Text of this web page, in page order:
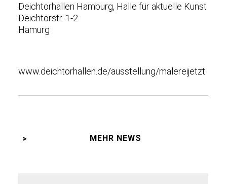
Deichtorhallen Hamburg, Halle für aktuelle Kunst
Deichtorstr. 1-2
Hamurg
www.deichtorhallen.de/ausstellung/malereijetzt
MEHR NEWS